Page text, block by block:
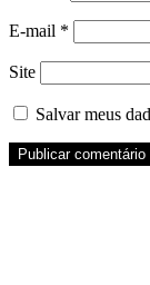
E-mail *
Site
Salvar meus